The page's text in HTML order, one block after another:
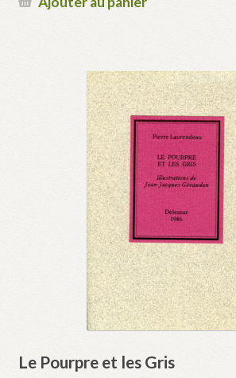
Le Pourpre et les Gris